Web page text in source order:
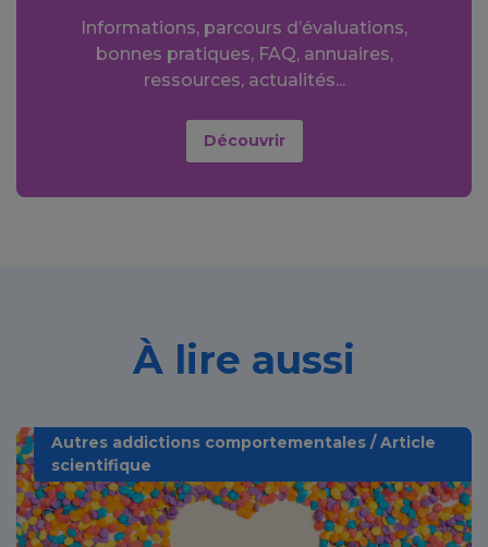
Informations, parcours d’évaluations,
bonnes pratiques, FAQ, annuaires,
ressources, actualités...
Découvrir
À lire aussi
Autres addictions comportementales / Article
scientifique